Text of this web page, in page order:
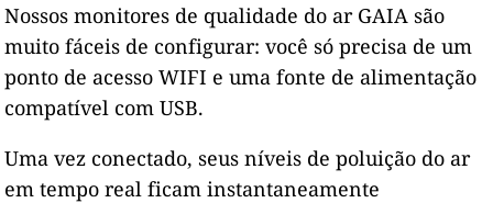
Nossos monitores de qualidade do ar GAIA são
muito fáceis de configurar: você só precisa de um
ponto de acesso WIFI e uma fonte de alimentação
compatível com USB.
Uma vez conectado, seus níveis de poluição do ar
em tempo real ficam instantaneamente